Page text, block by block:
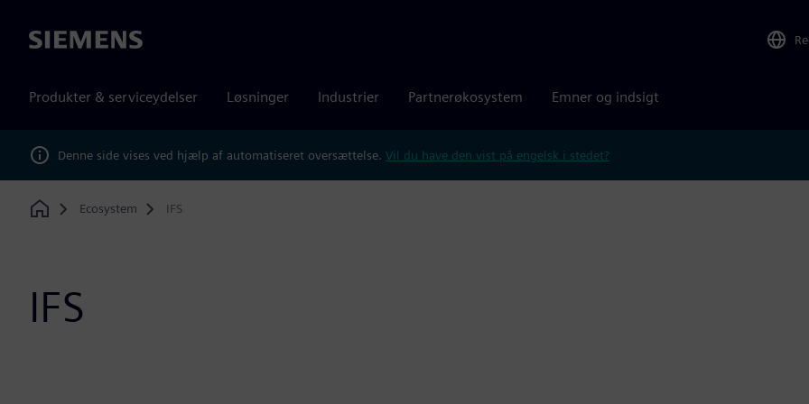
Siemens
Produkter & serviceydelser Løsninger Industrier Partnerøkosystem Emner og indsigt
Denne side vises ved hjælp af automatiseret oversættelse. Vil du have den vist på engelsk i stedet?
Home
Ecosystem IFS
IFS